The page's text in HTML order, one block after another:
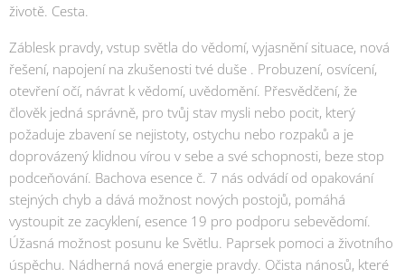
životě. Cesta.
Záblesk pravdy, vstup světla do vědomí, vyjasnění situace, nová
řešení, napojení na zkušenosti tvé duše . Probuzení, osvícení,
otevření očí, návrat k vědomí, uvědomění. Přesvědčení, že
člověk jedná správně, pro tvůj stav mysli nebo pocit, který
požaduje zbavení se nejistoty, ostychu nebo rozpaků a je
doprovázený klidnou vírou v sebe a své schopnosti, beze stop
podceňování. Bachova esence č. 7 nás odvádí od opakování
stejných chyb a dává možnost nových postojů, pomáhá
vystoupit ze zacyklení, esence 19 pro podporu sebevědomí.
Úžasná možnost posunu ke Světlu. Paprsek pomoci a životního
úspěchu. Nádherná nová energie pravdy. Očista nánosů, které